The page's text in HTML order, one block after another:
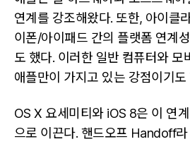
연계를 강조해왔다. 또한, 아이클
이폰/아이패드 간의 플랫폼 연계
도 했다. 이러한 일반 컴퓨터와 모
애플만이 가지고 있는 강점이기도
OS X 요세미티와 iOS 8은 이 연
으로 이끈다. 핸드오프 Handoff